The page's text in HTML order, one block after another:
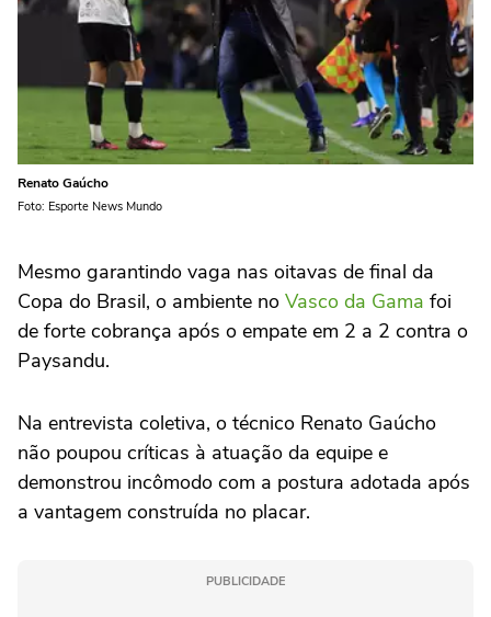
Renato Gaúcho
Foto: Esporte News Mundo
Mesmo garantindo vaga nas oitavas de final da
Copa do Brasil, o ambiente no Vasco da Gama foi
de forte cobrança após o empate em 2 a 2 contra o
Paysandu.
Na entrevista coletiva, o técnico Renato Gaúcho
não poupou críticas à atuação da equipe e
demonstrou incômodo com a postura adotada após
a vantagem construída no placar.
PUBLICIDADE